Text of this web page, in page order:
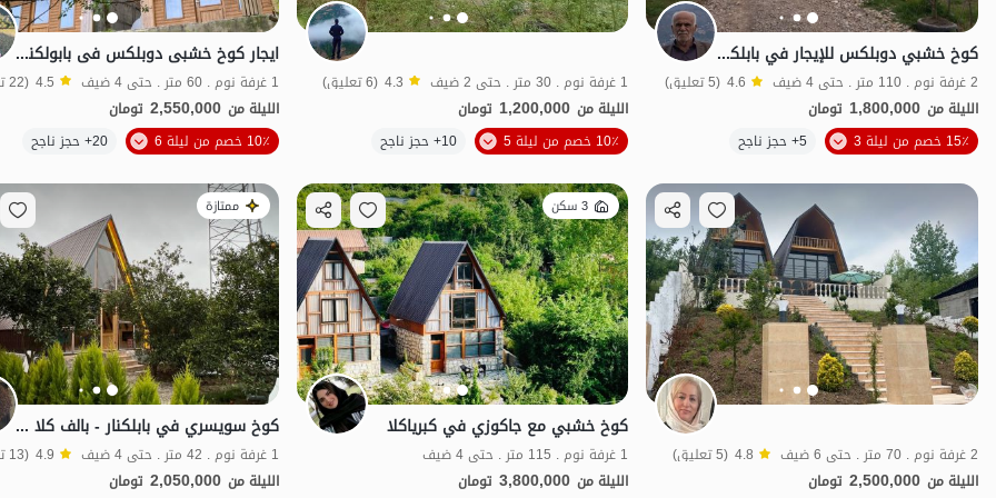
كوخ خشبي دوبلكس للإيجار في بابلكنار - Kebriakla
2 غرفة نوم . 110 متر . حتى 4 ضيف 4.6 (5 تعليق)
الليلة من 1,800,000 تومان
15٪ خصم من ليلة 3
5+ حجز ناجح الموقع على الخريطة
1 غرفة نوم . 30 متر . حتى 2 ضيف 4.3 (6 تعليق)
الليلة من 1,200,000 تومان
10٪ خصم من ليلة 5
10+ حجز ناجح اقتصادي طعام جيد بات نواز
ایجار کوخ خشبی دوبلکس فی بابولکنار - درازکلا
1 غرفة نوم . 60 متر . حتى 4 ضيف 4.5 (22 تعليق)
الليلة من 2,550,000 تومان
10٪ خصم من ليلة 6
20+ حجز ناجح
2 غرفة نوم . 70 متر . حتى 6 ضيف 4.8 (5 تعليق)
الليلة من 2,500,000 تومان
3 سكن
كوخ خشبي مع جاكوزي في كبرياكلا
1 غرفة نوم . 115 متر . حتى 4 ضيف
الليلة من 3,800,000 تومان
ممتازة
كوخ سويسري في بابلكنار - بالف كلا غربي - VIP
1 غرفة نوم . 42 متر . حتى 4 ضيف 4.9 (13 تعليق)
الليلة من 2,050,000 تومان